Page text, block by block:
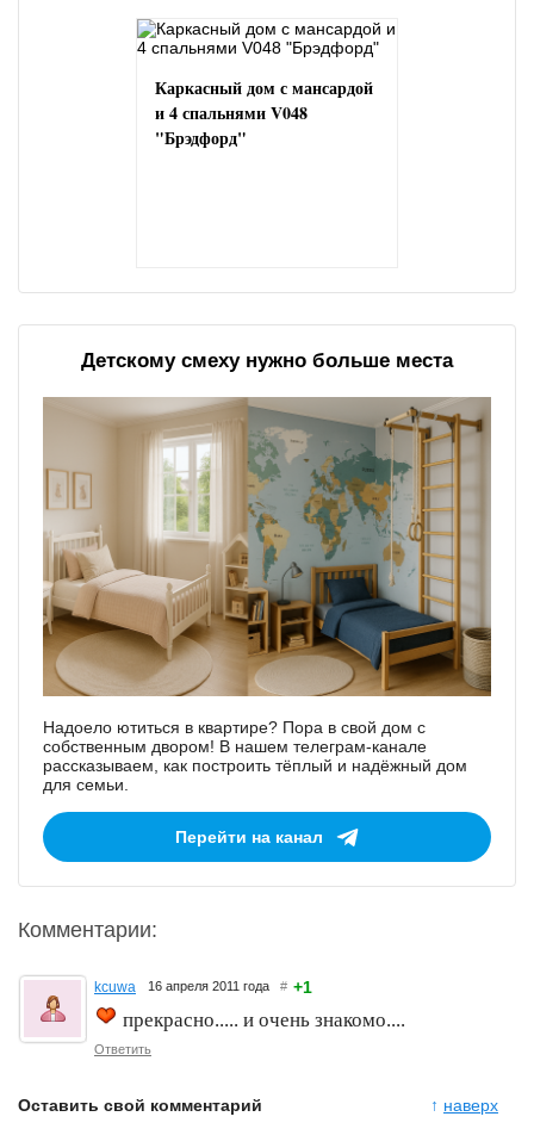
Каркасный дом с мансардой
и 4 спальнями V048
"Брэдфорд"
Детскому смеху нужно больше места
Надоело ютиться в квартире? Пора в свой дом с
собственным двором! В нашем телеграм-канале
рассказываем, как построить тёплый и надёжный дом
для семьи.
Перейти на канал
Комментарии:
kcuwa 16 апреля 2011 года # +1
прекрасно..... и очень знакомо....
Ответить
↑ наверх
Оставить свой комментарий